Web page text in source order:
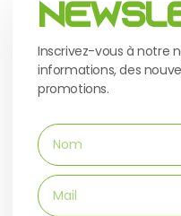
Inscrivez-vous à notre
informations, des
promotions.